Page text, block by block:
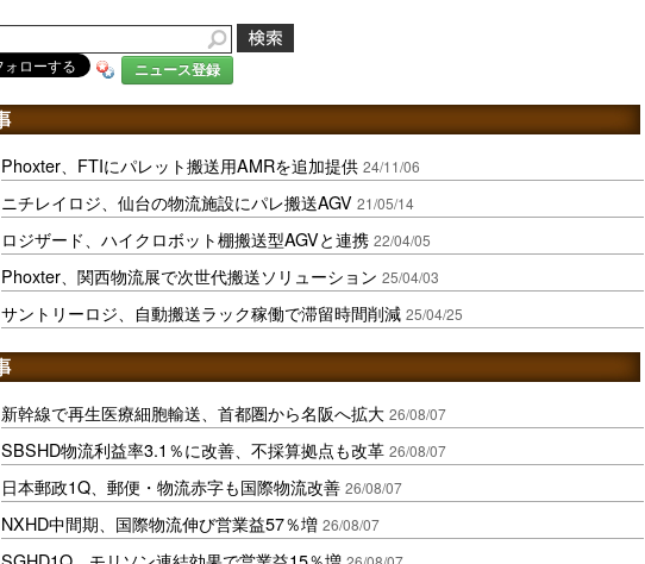
ニュース登録
Phoxter、FTIにパレット搬送用AMRを追加提供 24/11/06
ニチレイロジ、仙台の物流施設にパレ搬送AGV 21/05/14
ロジザード、ハイクロボット棚搬送型AGVと連携 22/04/05
Phoxter、関西物流展で次世代搬送ソリューション 25/04/03
サントリーロジ、自動搬送ラック稼働で滞留時間削減 25/04/25
新幹線で再生医療細胞輸送、首都圏から名阪へ拡大 26/08/07
SBSHD物流利益率3.1％に改善、不採算拠点も改革 26/08/07
日本郵政1Q、郵便・物流赤字も国際物流改善 26/08/07
NXHD中間期、国際物流伸び営業益57％増 26/08/07